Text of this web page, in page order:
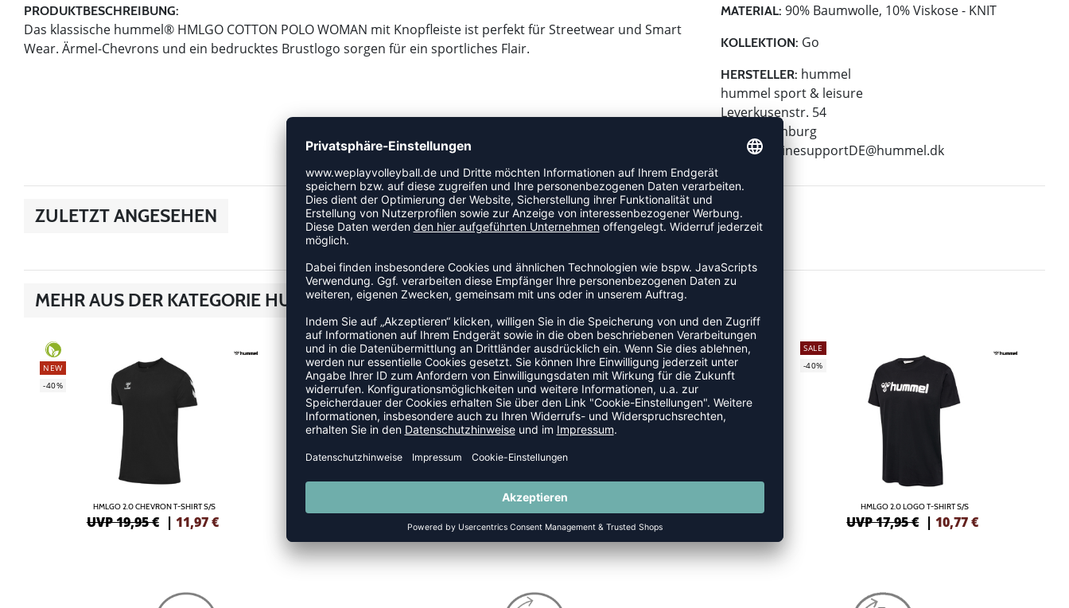
PRODUKTBESCHREIBUNG:
Das klassische hummel® HMLGO COTTON POLO WOMAN mit Knopfleiste ist perfekt für Streetwear und Smart
Wear. Ärmel-Chevrons und ein bedrucktes Brustlogo sorgen für ein sportliches Flair.
MATERIAL: 90% Baumwolle, 10% Viskose - KNIT
KOLLEKTION: Go
HERSTELLER: hummel
hummel sport & leisure
Leverkusenstr. 54
22761 Hamburg
E-Mail: onlinesupportDE@hummel.dk
ZULETZT ANGESEHEN
MEHR AUS DER KATEGORIE HUMMEL GO 2.0
NEW
-40%
HMLGO 2.0 CHEVRON T-SHIRT S/S
UVP 19,95 € | 11,97€
SALE
-40%
UVP 44,95 € |26,97 €
SALE
-40%
UVP 19,95 €
SALE
-40%
HMLGO 2.0 LOGO T-SHIRT S/S
UVP 17,95 € |10,77€